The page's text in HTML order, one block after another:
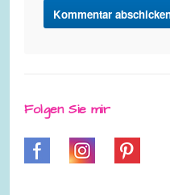
Folgen Sie mir